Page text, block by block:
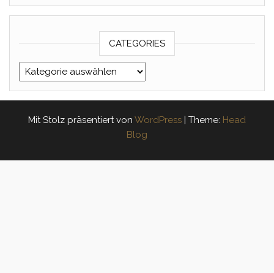
CATEGORIES
Categories
Mit Stolz präsentiert von WordPress | Theme: Head
Blog